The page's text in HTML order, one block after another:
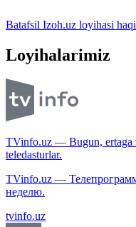
Batafsil Izoh.uz loyihasi
Loyihalarimiz
TVinfo.uz — Bugun, ertaga
teledasturlar.
TVinfo.uz —
неделю.
tvinfo.uz